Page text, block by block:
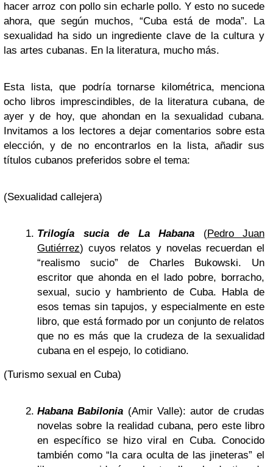
hacer arroz con pollo sin echarle pollo. Y esto no sucede
ahora, que según muchos, “Cuba está de moda”. La
sexualidad ha sido un ingrediente clave de la cultura y
las artes cubanas. En la literatura, mucho más.
Esta lista, que podría tornarse kilométrica, menciona
ocho libros imprescindibles, de la literatura cubana, de
ayer y de hoy, que ahondan en la sexualidad cubana.
Invitamos a los lectores a dejar comentarios sobre esta
elección, y de no encontrarlos en la lista, añadir sus
títulos cubanos preferidos sobre el tema:
(Sexualidad callejera)
Trilogía sucia de La Habana (Pedro Juan
Gutiérrez) cuyos relatos y novelas recuerdan el
“realismo sucio” de Charles Bukowski. Un
escritor que ahonda en el lado pobre, borracho,
sexual, sucio y hambriento de Cuba. Habla de
esos temas sin tapujos, y especialmente en este
libro, que está formado por un conjunto de relatos
que no es más que la crudeza de la sexualidad
cubana en el espejo, lo cotidiano.
(Turismo sexual en Cuba)
Habana Babilonia (Amir Valle): autor de crudas
novelas sobre la realidad cubana, pero este libro
en específico se hizo viral en Cuba. Conocido
también como “la cara oculta de las jineteras” el